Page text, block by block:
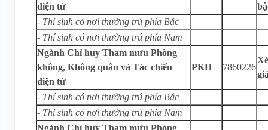
điện tử
- Thí sinh có nơi thường trú phía Bắc
- Thí sinh có nơi thường trú phía Nam
Ngành Chỉ huy Tham mưu Phòng
không, Không quân và Tác chiến
điện tử
PKH 7860226
- Thí sinh có nơi thường trú phía Bắc
- Thí sinh có nơi thường trú phía Nam
Ngành Chỉ huy Tham mưu Phòng